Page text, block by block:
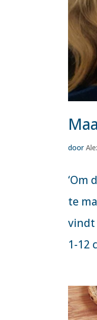
door
‘Om
te
vindt
1-12